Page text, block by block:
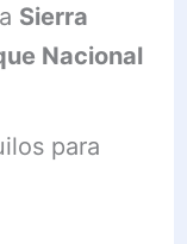
Sierra
Nacional
para